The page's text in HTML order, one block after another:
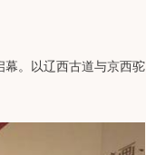
幕。以辽西古道与京西驼